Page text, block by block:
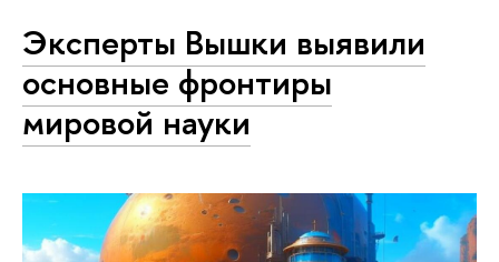
Эксперты Вышки выявили
основные фронтиры
мировой науки